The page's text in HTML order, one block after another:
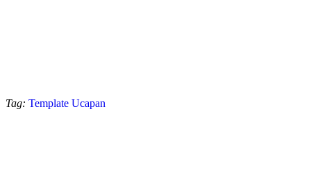
Tag: Template Ucapan